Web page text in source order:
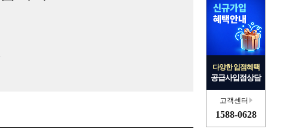
다양한 입점혜택
공급사입점상담
고객센터
1588-0628